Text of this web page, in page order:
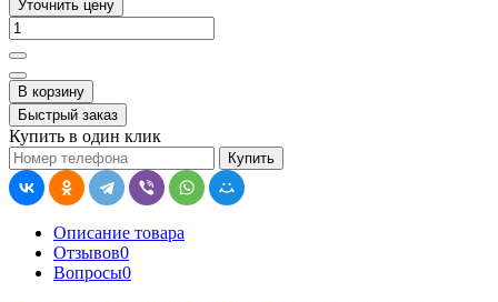
Уточнить цену
В корзину
Быстрый заказ
Купить в один клик
Купить
Описание товара
Отзывов0
Вопросы0